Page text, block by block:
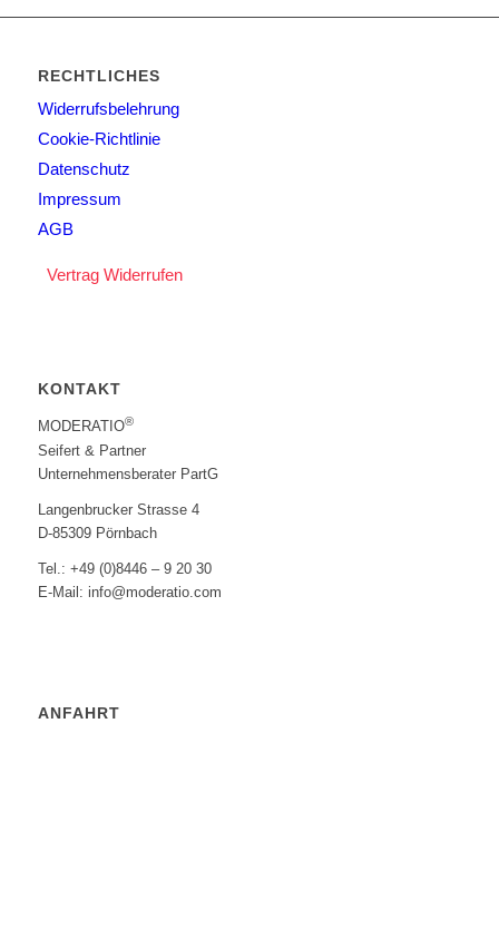
RECHTLICHES
Widerrufsbelehrung
Cookie-Richtlinie
Datenschutz
Impressum
AGB
Vertrag Widerrufen
KONTAKT
MODERATIO®
Seifert & Partner
Unternehmensberater PartG
Langenbrucker Strasse 4
D-85309 Pörnbach
Tel.: +49 (0)8446 – 9 20 30
E-Mail: info@moderatio.com
ANFAHRT